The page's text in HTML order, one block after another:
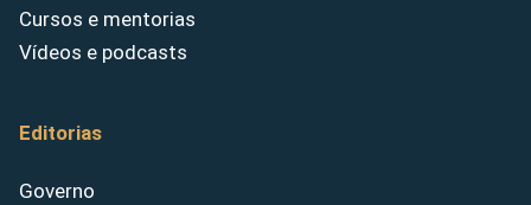
Cursos e mentorias
Vídeos e podcasts
Editorias
Governo